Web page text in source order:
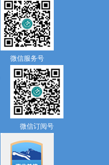
微信服务号
微信订阅号